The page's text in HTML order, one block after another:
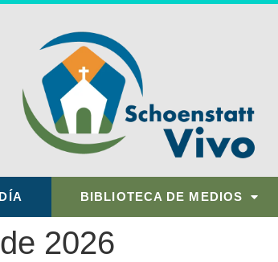
BIBLIOTECA DE MEDIOS
2026